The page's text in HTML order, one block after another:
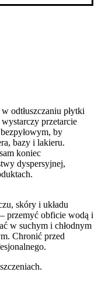
odtłuszczaniu płytki
przetarcie
by
bazy i lakieru.
koniec
dyspersyjnej,
skóry i układu
przemyć obficie wodą i
w suchym i chłodnym
Chronić przed